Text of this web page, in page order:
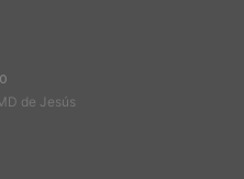
de Jesús